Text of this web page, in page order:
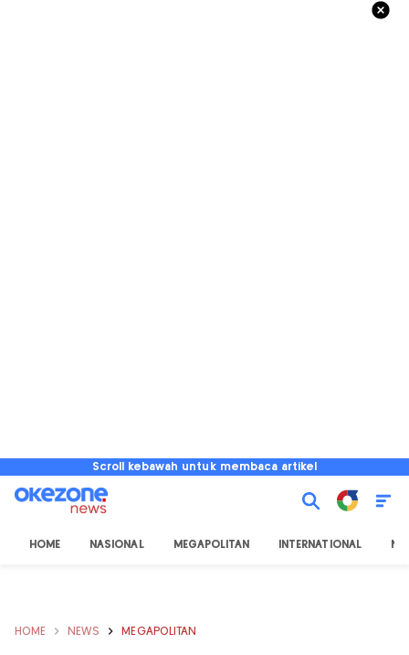
Scroll kebawah untuk membaca artikel
HOME NASIONAL MEGAPOLITAN INTERNATIONAL
HOME NEWS MEGAPOLITAN